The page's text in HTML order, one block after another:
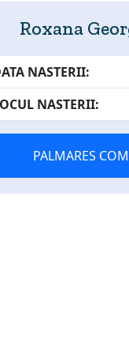
Roxana
NASTERII:
NASTERII:
PALMARES